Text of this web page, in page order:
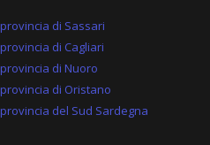
di Sassari
di Cagliari
di Nuoro
di Oristano
del Sud Sardegna